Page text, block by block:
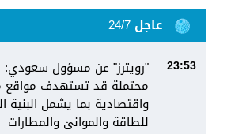
عاجل 24/7
23:53
"رويترز" عن مسؤول
محتملة قد تستهدف مواقع
واقتصادية بما يشمل البنية
للطاقة والموانئ والمطارات